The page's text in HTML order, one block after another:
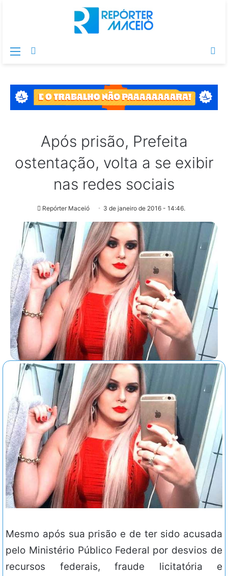
Menu
Após prisão, Prefeita
ostentação, volta a se exibir
nas redes sociais
Repórter Maceió 3 de janeiro de 2016 - 14:46.
Mesmo após sua prisão e de ter sido acusada
pelo Ministério Público Federal por desvios de
recursos federais, fraude licitatória e